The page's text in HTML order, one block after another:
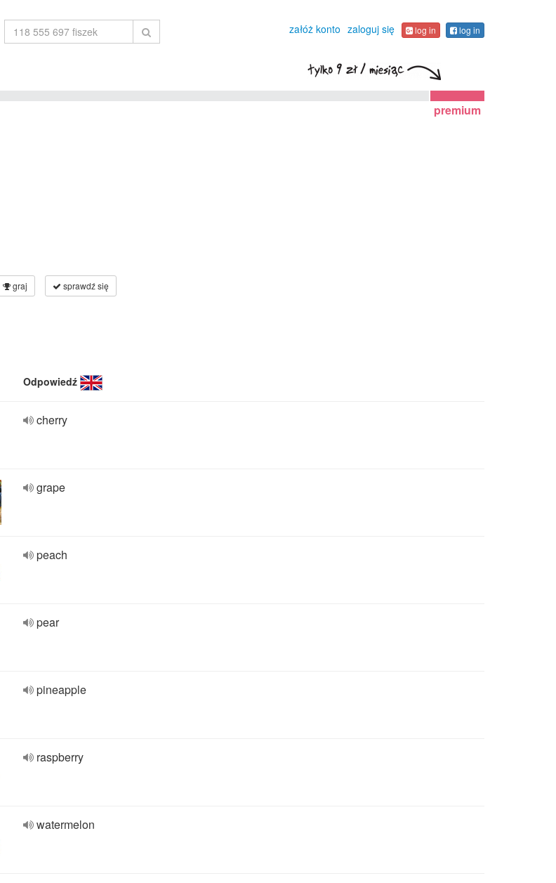
załóż konto zaloguj się log in log in
premium
graj sprawdź się
Odpowiedź
cherry
grape
peach
pear
pineapple
raspberry
watermelon